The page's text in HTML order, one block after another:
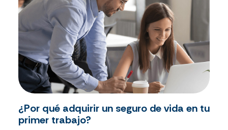
¿Por qué adquirir un seguro de vida en tu
primer trabajo?